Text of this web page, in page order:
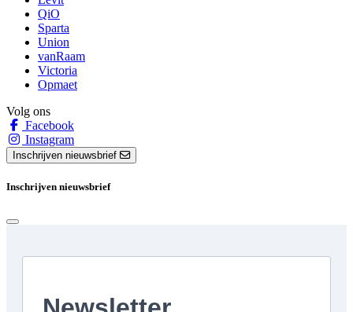
QiO
Sparta
Union
vanRaam
Victoria
Opmaet
Volg ons
Facebook
Instagram
Inschrijven nieuwsbrief
Inschrijven nieuwsbrief